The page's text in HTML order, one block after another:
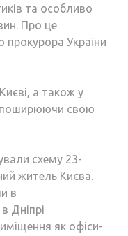
та особливо
Про це
прокурора України
а також у
поширюючи свою
схему 23-
житель Києва.
в
Дніпрі
як офіси-